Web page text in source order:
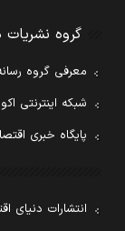
گروه نشریات
معرفی گروه
شبکه اینترنتی
پایگاه خبری
انتشارات دنیای